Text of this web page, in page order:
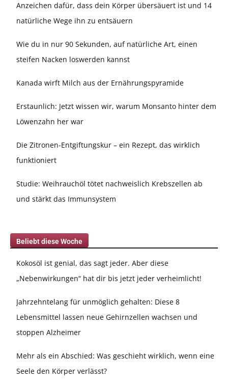
Anzeichen dafür, dass dein Körper übersäuert ist und 14
natürliche Wege ihn zu entsäuern
Wie du in nur 90 Sekunden, auf natürliche Art, einen
steifen Nacken loswerden kannst
Kanada wirft Milch aus der Ernährungspyramide
Erstaunlich: Jetzt wissen wir, warum Monsanto hinter dem
Löwenzahn her war
Die Zitronen-Entgiftungskur – ein Rezept, das wirklich
funktioniert
Studie: Weihrauchöl tötet nachweislich Krebszellen ab
und stärkt das Immunsystem
Beliebt diese Woche
Kokosöl ist genial, das sagt jeder. Aber diese
„Nebenwirkungen“ hat dir bis jetzt jeder verheimlicht!
Jahrzehntelang für unmöglich gehalten: Diese 8
Lebensmittel lassen neue Gehirnzellen wachsen und
stoppen Alzheimer
Mehr als ein Abschied: Was geschieht wirklich, wenn eine
Seele den Körper verlässt?